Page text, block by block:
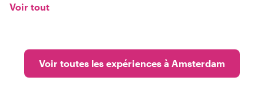
Voir tout
Voir toutes les expériences à Amsterdam